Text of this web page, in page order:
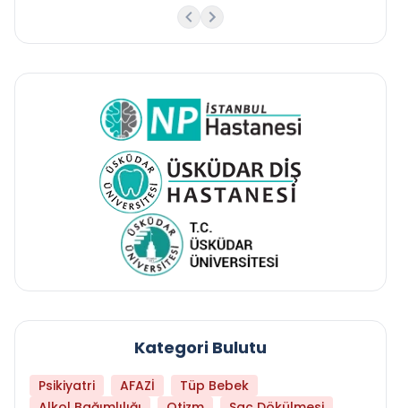
Kategori Bulutu
Psikiyatri AFAZİ
Tüp Bebek